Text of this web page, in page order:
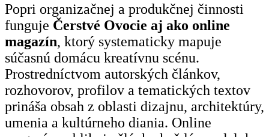
Popri organizačnej a produkčnej činnosti
funguje Čerstvé Ovocie aj ako online
magazín, ktorý systematicky mapuje
súčasnú domácu kreatívnu scénu.
Prostredníctvom autorských článkov,
rozhovorov, profilov a tematických textov
prináša obsah z oblasti dizajnu, architektúry,
umenia a kultúrneho diania. Online